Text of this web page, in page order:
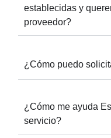
establecidas y
proveedor?
¿Cómo puedo
¿Cómo me ayuda
servicio?